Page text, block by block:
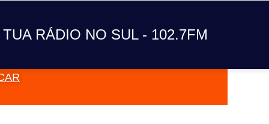
TUA RÁDIO NO SUL - 102.7FM
A TUA RÁDIO NO SUL